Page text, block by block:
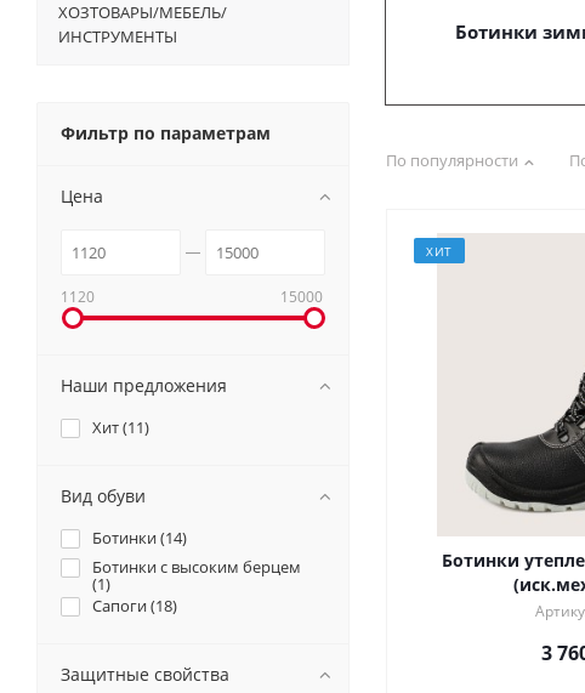
Ботинки
По популярности
ХИТ
Ботинки
3
ХОЗТОВАРЫ/МЕБЕЛЬ/
ИНСТРУМЕНТЫ
Фильтр по параметрам
Цена
1120 15000
Наши предложения
Хит (11)
Вид обуви
Ботинки (14)
Ботинки с высоким берцем
(1)
Сапоги (18)
Защитные свойства